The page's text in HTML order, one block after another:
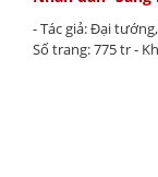
- Tác giả: Đại
Số trang: 775 tr -